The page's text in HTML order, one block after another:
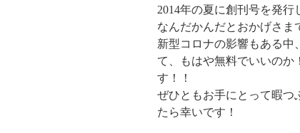
2014年の夏に創刊号を発行
なんだかんだとおかげさま
新型コロナの影響もある中
て、もはや無料でいいのか
す！！
ぜひともお手にとって暇つ
たら幸いです！